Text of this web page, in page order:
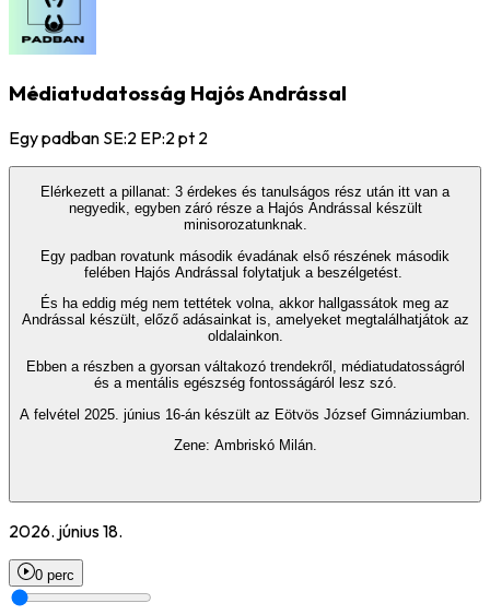
Médiatudatosság Hajós Andrással
Egy padban SE:2 EP:2 pt 2
Elérkezett a pillanat: 3 érdekes és tanulságos rész után itt van a
negyedik, egyben záró része a Hajós Andrással készült
minisorozatunknak.
Egy padban rovatunk második évadának első részének második
felében Hajós Andrással folytatjuk a beszélgetést.
És ha eddig még nem tettétek volna, akkor hallgassátok meg az
Andrással készült, előző adásainkat is, amelyeket megtalálhatjátok az
oldalainkon.
Ebben a részben a gyorsan váltakozó trendekről, médiatudatosságról
és a mentális egészség fontosságáról lesz szó.
A felvétel 2025. június 16-án készült az Eötvös József Gimnáziumban.
Zene: Ambriskó Milán.
2026. június 18.
0 perc